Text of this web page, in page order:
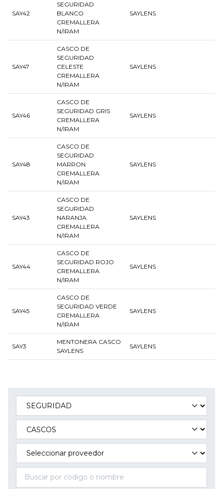
SAY42
SEGURIDAD
BLANCO
CREMALLERA
N/IRAM
SAYLENS
SAY47
CASCO DE
SEGURIDAD
CELESTE
CREMALLERA
N/IRAM
SAYLENS
SAY46
CASCO DE
SEGURIDAD GRIS
CREMALLERA
N/IRAM
SAYLENS
SAY48
CASCO DE
SEGURIDAD
MARRON
CREMALLERA
N/IRAM
SAYLENS
SAY43
CASCO DE
SEGURIDAD
NARANJA
CREMALLERA
N/IRAM
SAYLENS
SAY44
CASCO DE
SEGURIDAD ROJO
CREMALLERA
N/IRAM
SAYLENS
SAY45
CASCO DE
SEGURIDAD VERDE
CREMALLERA
N/IRAM
SAYLENS
SAY3
MENTONERA CASCO
SAYLENS
SAYLENS